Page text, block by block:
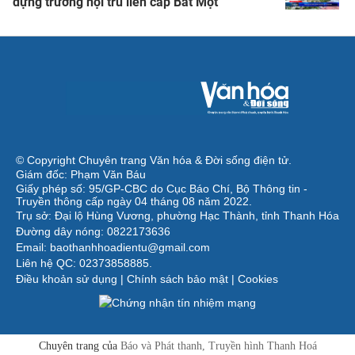
© Copyright Chuyên trang Văn hóa & Đời sống điện tử.
Giám đốc: Phạm Văn Báu
Giấy phép số: 95/GP-CBC do Cục Báo Chí, Bộ Thông tin -
Truyền thông cấp ngày 04 tháng 08 năm 2022.
Trụ sở: Đại lộ Hùng Vương, phường Hạc Thành, tỉnh Thanh Hóa
Đường dây nóng: 0822173636
Email: baothanhhoadientu@gmail.com
Liên hệ QC: 02373858885.
Điều khoản sử dụng | Chính sách bảo mật | Cookies
Chuyên trang của Báo và Phát thanh, Truyền hình Thanh Hoá